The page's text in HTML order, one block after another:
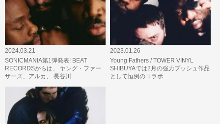
2024.03.21
SONICMANIA第1弾発表! BEAT
RECORDSからは、 ヤング・ファー
ザーズ、アルカ、 長谷川…
2023.01.26
Young Fathers / TOWER VINYL
SHIBUYAでは2月の強力プッシュ作品
として恒例のコラボ…